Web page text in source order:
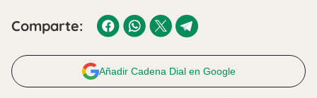
Comparte:
Añadir Cadena Dial en Google